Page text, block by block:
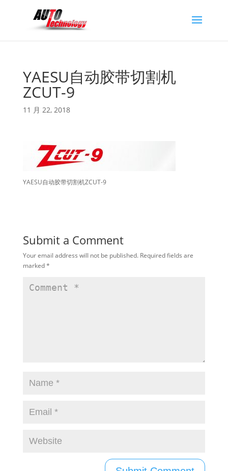
YAESU自动胶带切割机
ZCUT-9
11 月 22, 2018
YAESU自动胶带切割机ZCUT-9
Submit a Comment
Your email address will not be published. Required fields are
marked*